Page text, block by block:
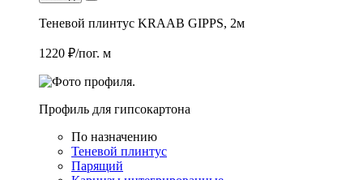
Теневой плинтус KRAAB GIPPS, 2м
1220 ₽/пог. м
Профиль для гипсокартона
По назначению
Теневой плинтус
Парящий